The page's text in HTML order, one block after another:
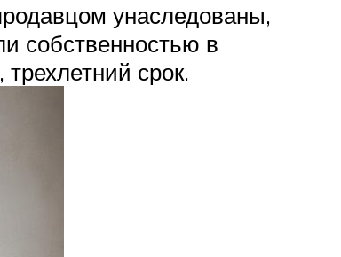
унаследованы,
собственностью в
срок.